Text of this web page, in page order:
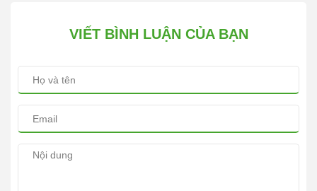
VIẾT BÌNH LUẬN CỦA BẠN